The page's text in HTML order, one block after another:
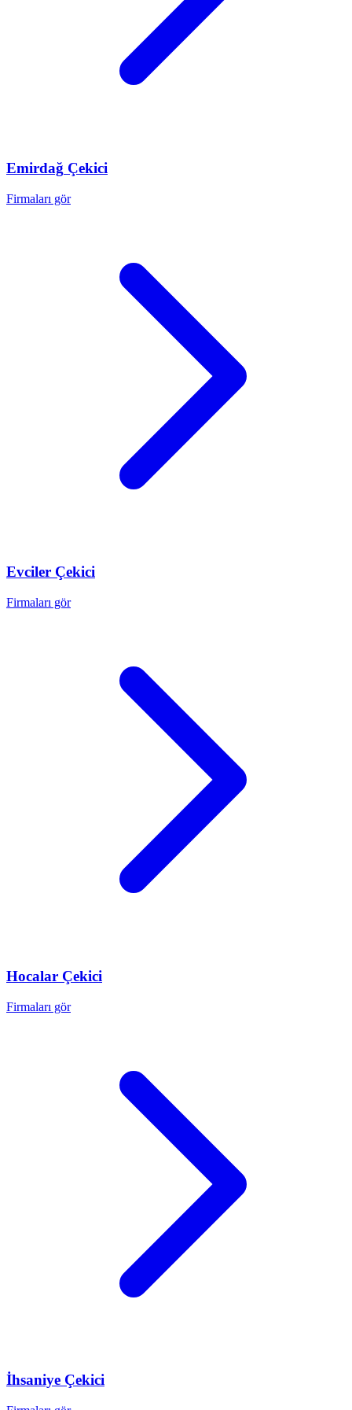
Emirdağ Çekici
Firmaları gör
Evciler Çekici
Firmaları gör
Hocalar Çekici
Firmaları gör
İhsaniye Çekici